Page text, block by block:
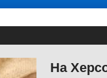
На